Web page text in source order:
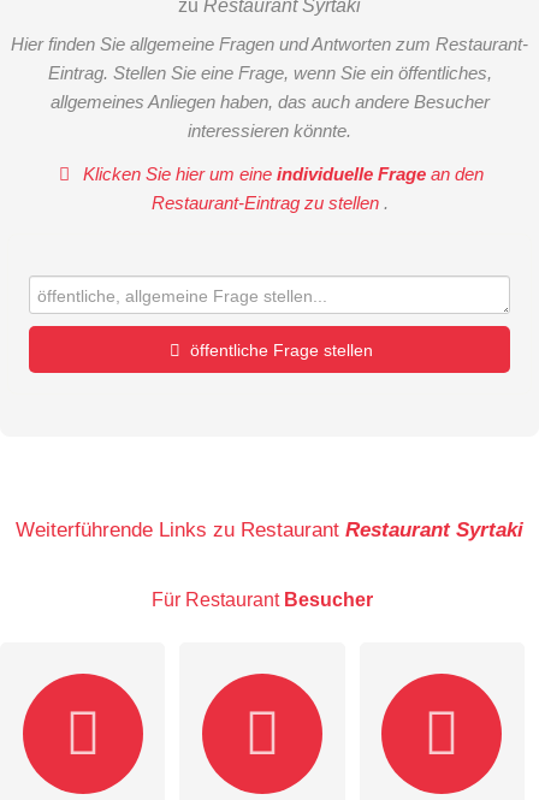
zu Restaurant Syrtaki
Hier finden Sie allgemeine Fragen und Antworten zum Restaurant-
Eintrag. Stellen Sie eine Frage, wenn Sie ein öffentliches,
allgemeines Anliegen haben, das auch andere Besucher
interessieren könnte.
Klicken Sie hier um eineindividuelle Frage an den
Restaurant-Eintrag zu stellen .
öffentliche Frage stellen
E-Mail-Adresse (wird nicht veröffentlicht)
Weiterführende Links zu Restaurant Restaurant Syrtaki
Für Restaurant Besucher